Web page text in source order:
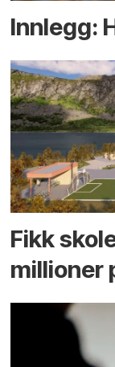
Innlegg:
Fikk
millioner